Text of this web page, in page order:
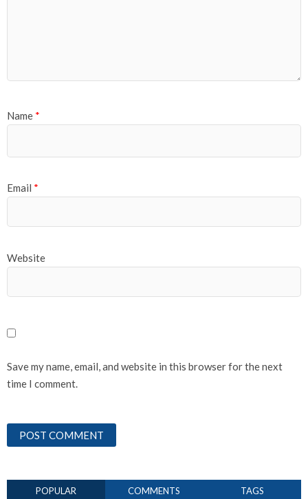
Name *
Email *
Website
Save my name, email, and website in this browser for the next
time I comment.
POPULAR COMMENTS TAGS